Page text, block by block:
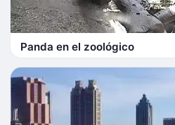
Panda en el zoológico